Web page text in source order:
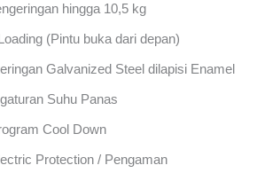
hingga 10,5 kg
(Pintu buka dari depan)
Galvanized Steel dilapisi Enamel
Suhu Panas
Cool Down
Protection / Pengaman